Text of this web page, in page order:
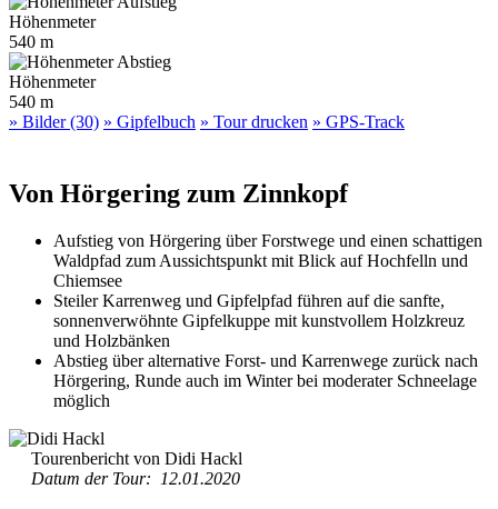
Höhenmeter
540 m
Höhenmeter
540 m
» Bilder (30) » Gipfelbuch » Tour drucken » GPS-Track
Von Hörgering zum Zinnkopf
Aufstieg von Hörgering über Forstwege und einen schattigen
Waldpfad zum Aussichtspunkt mit Blick auf Hochfelln und
Chiemsee
Steiler Karrenweg und Gipfelpfad führen auf die sanfte,
sonnenverwöhnte Gipfelkuppe mit kunstvollem Holzkreuz
und Holzbänken
Abstieg über alternative Forst- und Karrenwege zurück nach
Hörgering, Runde auch im Winter bei moderater Schneelage
möglich
Tourenbericht von Didi Hackl
Datum der Tour: 12.01.2020